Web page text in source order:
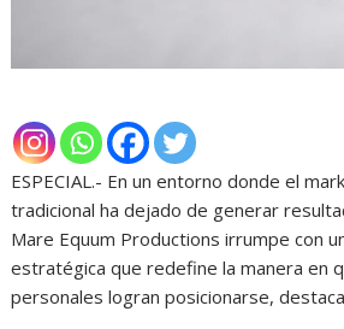
ESPECIAL.- En un entorno donde el
tradicional ha dejado de generar
Mare Equum Productions irrumpe con
estratégica que redefine la manera en
personales logran posicionarse,